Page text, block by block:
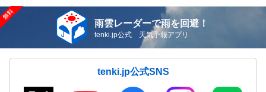
雨雲レーダーで雨を回避！
tenki.jp公式 天気予報アプリ
tenki.jp公式SNS